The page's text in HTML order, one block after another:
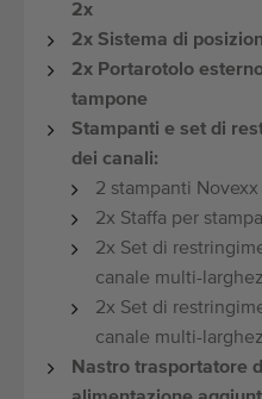
2x
2x Sistema di
2x Portarotolo
tampone
Stampanti e set di
dei canali:
2 stampanti Novexx
2x Staffa per
2x Set di
canale multi-
2x Set di
canale multi-
Nastro trasportatore